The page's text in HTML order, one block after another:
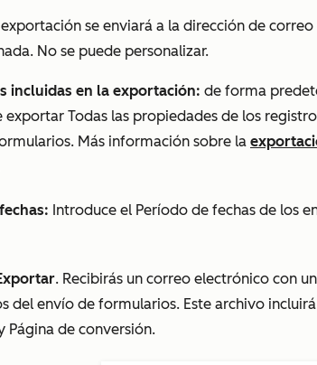
se enviará a la dirección de
No se puede personalizar.
incluidas en la exportación: de forma
exportar Todas las propiedades de los
Más información sobre la
Introduce el Período de fechas de los
. Recibirás un correo electrónico con
del envío de formularios. Este archivo
Página de conversión.